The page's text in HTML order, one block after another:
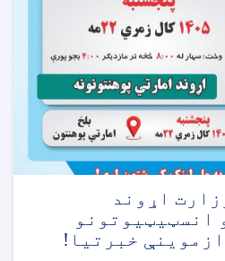
اړوند
انسټيټيوتونو
خبرتيا!